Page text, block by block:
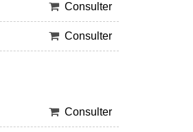
Consulter
Consulter
Consulter